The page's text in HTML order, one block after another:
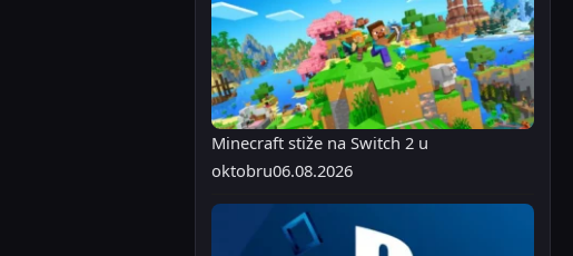
Minecraft stiže na Switch 2 u
oktobru06.08.2026